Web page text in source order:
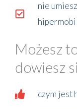
nie
Możesz
dowiesz
czym jest